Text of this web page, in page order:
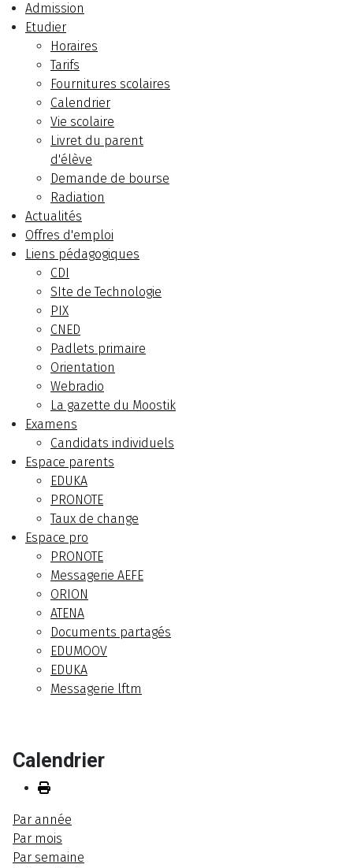
Admission
Etudier
Horaires
Tarifs
Fournitures scolaires
Calendrier
Vie scolaire
Livret du parent
d'élève
Demande de bourse
Radiation
Actualités
Offres d'emploi
Liens pédagogiques
CDI
SIte de Technologie
PIX
CNED
Padlets primaire
Orientation
Webradio
La gazette du Moostik
Examens
Candidats individuels
Espace parents
EDUKA
PRONOTE
Taux de change
Espace pro
PRONOTE
Messagerie AEFE
ORION
ATENA
Documents partagés
EDUMOOV
EDUKA
Messagerie lftm
Calendrier
Par année
Par mois
Par semaine